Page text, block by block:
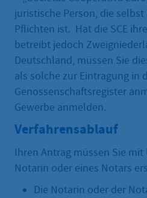
juristische Person, die
Pflichten ist. Hat die SCE
betreibt jedoch
Deutschland, müssen Sie
als solche zur Eintragung in
Genossenschaftsregister
Gewerbe anmelden.
Verfahrensablauf
Ihren Antrag müssen Sie
Notarin oder eines Notars
Die Notarin oder der